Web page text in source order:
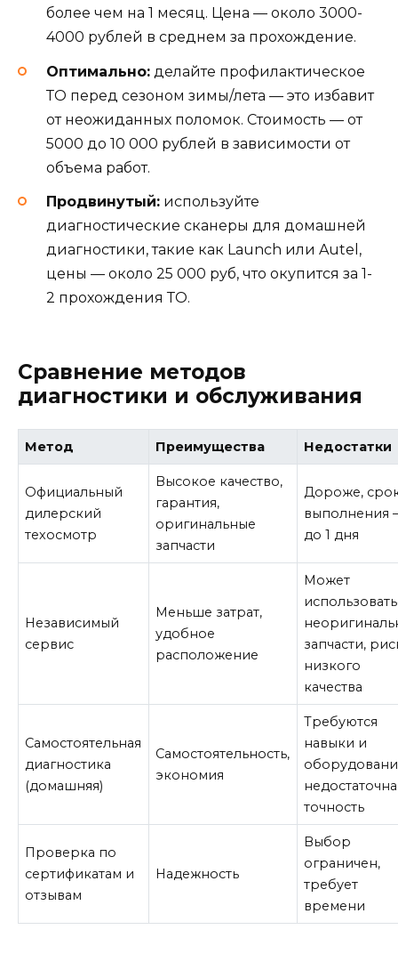
более чем на 1 месяц. Цена — около 3000-
4000 рублей в среднем за прохождение.
Оптимально: делайте профилактическое
ТО перед сезоном зимы/лета — это избавит
от неожиданных поломок. Стоимость — от
5000 до 10 000 рублей в зависимости от
объема работ.
Продвинутый: используйте
диагностические сканеры для домашней
диагностики, такие как Launch или Autel,
цены — около 25 000 руб, что окупится за 1-
2 прохождения ТО.
Сравнение методов
диагностики и обслуживания
Метод Преимущества Недостатки
Официальный
дилерский
техосмотр
Высокое качество,
гарантия,
оригинальные
запчасти
Дороже,
выполнения
до 1 дня
Независимый
сервис
Меньше затрат,
удобное
расположение
Может
запчасти,
низкого
качества
Самостоятельная
диагностика
(домашняя)
Самостоятельность,
экономия
Требуются
навыки и
точность
Проверка по
сертификатам и
отзывам
Надежность
Выбор
ограничен,
требует
времени